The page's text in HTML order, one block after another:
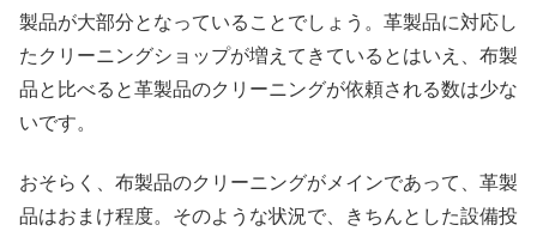
製品が大部分となっていることでしょう。革製品に対応し
たクリーニングショップが増えてきているとはいえ、布製
品と比べると革製品のクリーニングが依頼される数は少な
いです。
おそらく、布製品のクリーニングがメインであって、革製
品はおまけ程度。そのような状況で、きちんとした設備投